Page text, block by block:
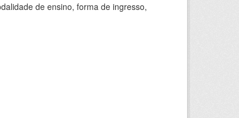
de ensino, forma de ingresso,